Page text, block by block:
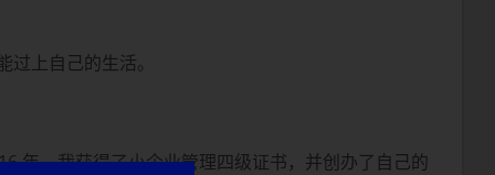
上自己的生活。
年，我获得了小企业管理四级证书，并创办了自己的